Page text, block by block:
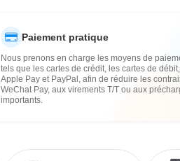
Paiement pratique
Nous prenons en charge les moyens de
tels que les cartes de crédit, les cartes de
Apple Pay et PayPal, afin de réduire les
WeChat Pay, aux virements T/T ou aux
importants.